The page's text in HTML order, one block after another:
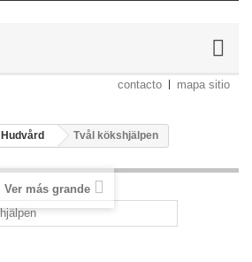
contacto mapa sitio
Hudvård Tvål kökshjälpen
Ver más grande